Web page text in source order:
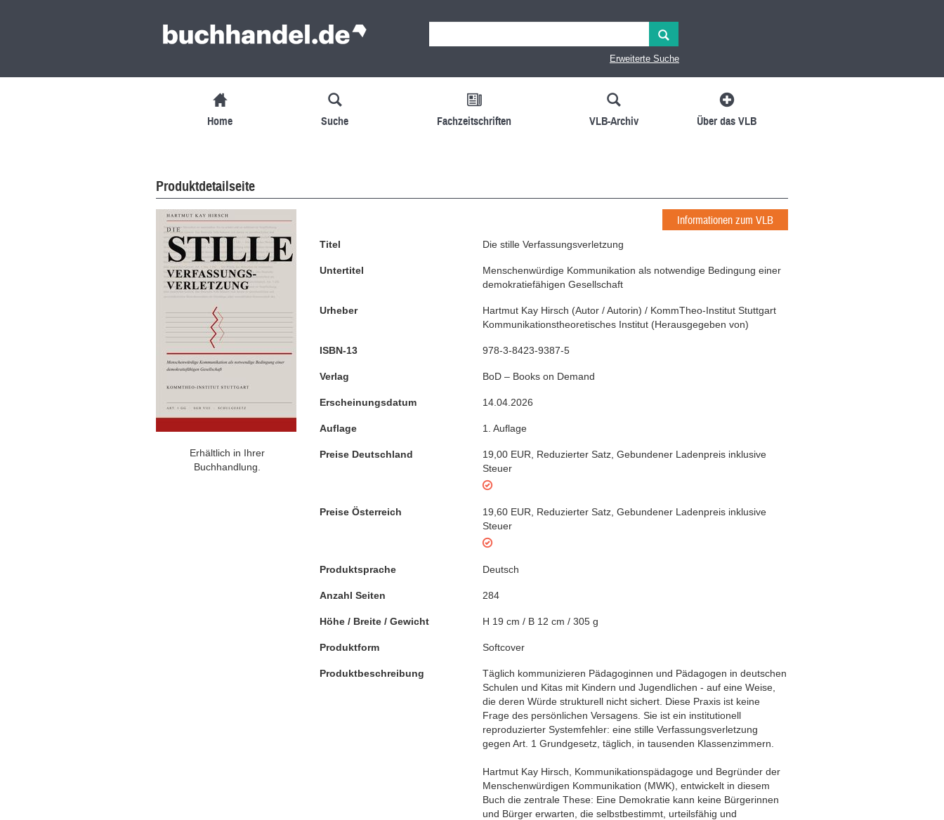
Erweiterte Suche
Home Suche Fachzeitschriften VLB-Archiv Über das VLB
Produktdetailseite
Erhältlich in Ihrer
Buchhandlung.
Informationen zum VLB
Titel Die stille Verfassungsverletzung
Untertitel
Menschenwürdige Kommunikation als notwendige Bedingung einer
demokratiefähigen Gesellschaft
Urheber Hartmut Kay Hirsch (Autor / Autorin) / KommTheo-Institut Stuttgart
Kommunikationstheoretisches Institut (Herausgegeben von)
ISBN-13 978-3-8423-9387-5
Verlag BoD – Books on Demand
Erscheinungsdatum 14.04.2026
Auflage 1. Auflage
Preise Deutschland 19,00 EUR Reduzierter Satz Gebundener Ladenpreis inklusive
Steuer
Preise Österreich 19,60 EUR Reduzierter Satz Gebundener Ladenpreis inklusive
Steuer
Produktsprache Deutsch
Anzahl Seiten 284
Höhe / Breite / Gewicht H 19 cm / B 12 cm / 305 g
Produktform Softcover
Produktbeschreibung
Täglich kommunizieren Pädagoginnen und Pädagogen in deutschen
Schulen und Kitas mit Kindern und Jugendlichen - auf eine Weise,
die deren Würde strukturell nicht sichert. Diese Praxis ist keine
Frage des persönlichen Versagens. Sie ist ein institutionell
reproduzierter Systemfehler: eine stille Verfassungsverletzung
gegen Art. 1 Grundgesetz, täglich, in tausenden Klassenzimmern.
Hartmut Kay Hirsch, Kommunikationspädagoge und Begründer der
Menschenwürdigen Kommunikation (MWK), entwickelt in diesem
Buch die zentrale These: Eine Demokratie kann keine Bürgerinnen
und Bürger erwarten, die selbstbestimmt, urteilsfähig und